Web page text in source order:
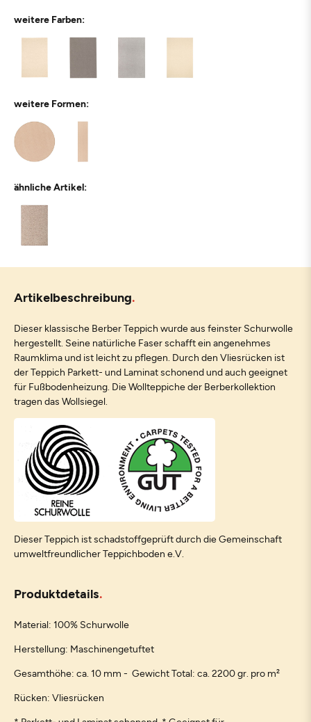
weitere Farben:
weitere Formen:
ähnliche Artikel:
Artikelbeschreibung
Dieser klassische Berber Teppich wurde aus feinster Schurwolle
hergestellt. Seine natürliche Faser schafft ein angenehmes
Raumklima und ist leicht zu pflegen. Durch den Vliesrücken ist
der Teppich Parkett- und Laminat schonend und auch geeignet
für Fußbodenheizung. Die Wollteppiche der Berberkollektion
tragen das Wollsiegel.
Dieser Teppich ist schadstoffgeprüft durch die Gemeinschaft
umweltfreundlicher Teppichboden e.V.
Produktdetails
Material: 100% Schurwolle
Herstellung: Maschinengetuftet
Gesamthöhe: ca. 10 mm - Gewicht Total: ca. 2200 gr. pro m²
Rücken: Vliesrücken